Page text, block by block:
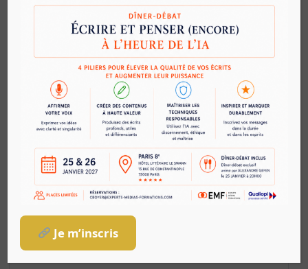
Formateur/trice
Jean-Philippe DOUX
Présentation/tour de table
Focus sur la voix et son propre ressenti
Analyse théorique et anatomique de la voix
Comprendre les différentes composantes de la
voix (timbre, tessiture,..)
Posture et colonne d’air
Echauffement et entretien de la voix
Exercices de la voix, avec et sans support écrit
Le débit de paroles et ses conséquences
Comment trouver sa voix et la garder ?
Connaître la technique du son pour développer
son pouvoir oratoire
Je m’inscris